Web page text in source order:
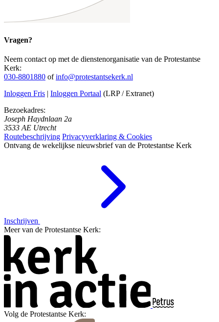
Vragen?
Neem contact op met de dienstenorganisatie van de Protestantse
Kerk:
030-8801880 ofinfo@protestantsekerk.nl
Inloggen Fris | Inloggen Portaal (LRP / Extranet)
Bezoekadres:
Joseph Haydnlaan 2a
3533 AE Utrecht
Routebeschrijving Privacyverklaring & Cookies
Ontvang de wekelijkse nieuwsbrief van de Protestantse Kerk
Inschrijven
Meer van de Protestantse Kerk:
Volg de Protestantse Kerk: